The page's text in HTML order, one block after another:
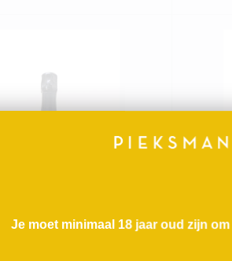
Je moet minimaal 18 jaar oud zijn om